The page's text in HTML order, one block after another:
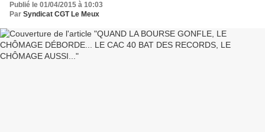
Publié le 01/04/2015 à 10:03
Par Syndicat CGT Le Meux